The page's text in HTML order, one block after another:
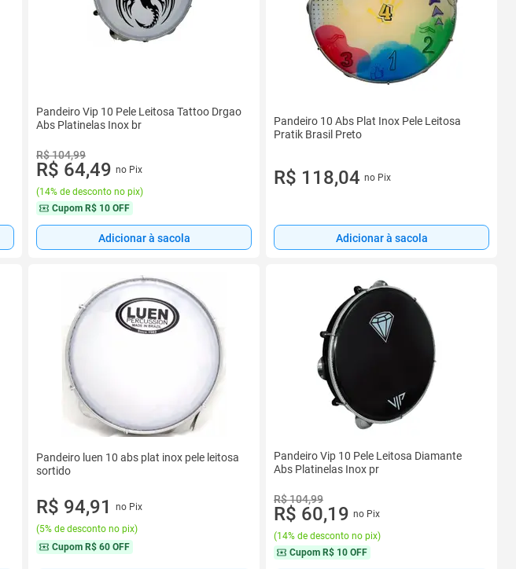
Pandeiro Vip 10 Pele Leitosa Tattoo Drgao
Abs Platinelas Inox br
R$ 104,99
R$ 64,49 no Pix
(14% de desconto no pix)
Cupom R$ 10 OFF
Adicionar à sacola
Pandeiro 10 Abs Plat Inox Pele Leitosa
Pratik Brasil Preto
R$ 118,04 no Pix
Adicionar à sacola
Pandeiro luen 10 abs plat inox pele leitosa
sortido
R$ 94,91
no Pix
(5% de desconto no pix)
Cupom R$ 60 OFF
Pandeiro Vip 10 Pele Leitosa Diamante
Abs Platinelas Inox pr
R$ 104,99
R$ 60,19 no Pix
(14% de desconto no pix)
Cupom R$ 10 OFF